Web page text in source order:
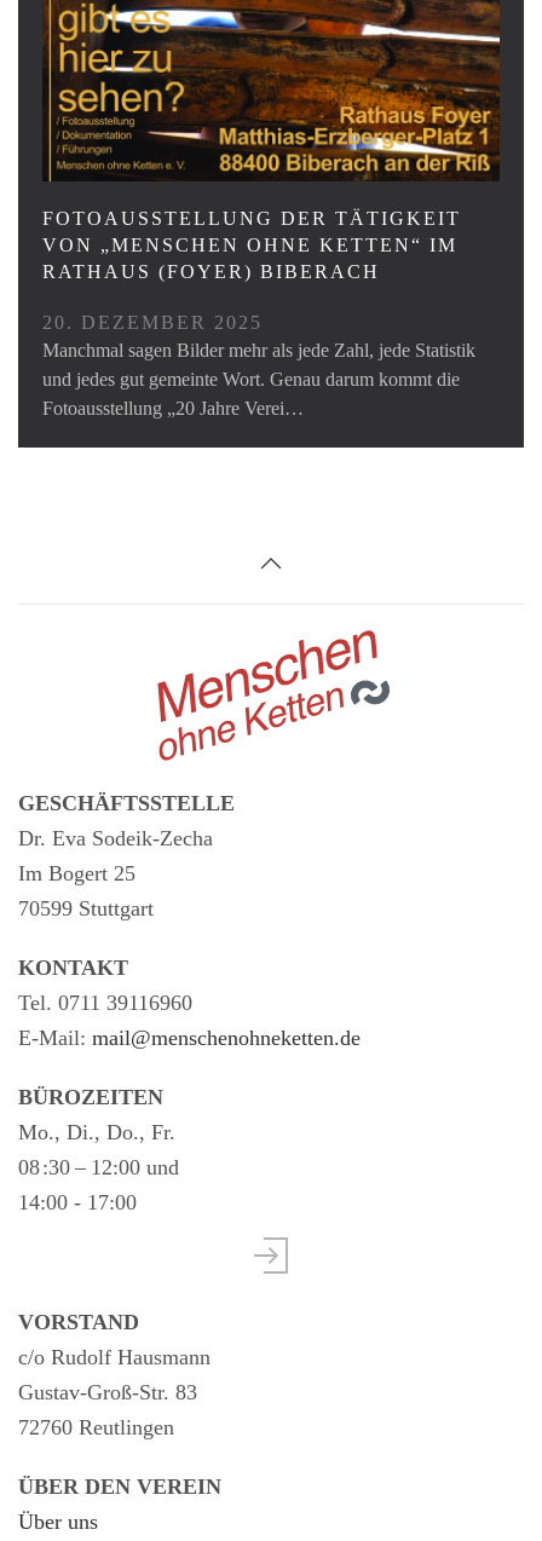
FOTOAUSSTELLUNG DER TÄTIGKEIT
VON „MENSCHEN OHNE KETTEN“ IM
RATHAUS (FOYER) BIBERACH
20. DEZEMBER 2025
Manchmal sagen Bilder mehr als jede Zahl, jede Statistik
und jedes gut gemeinte Wort. Genau darum kommt die
Fotoausstellung „20 Jahre Verei…
GESCHÄFTSSTELLE
Dr. Eva Sodeik-Zecha
Im Bogert 25
70599 Stuttgart
KONTAKT
Tel. 0711 39116960
E-Mail: mail@menschenohneketten.de
BÜROZEITEN
Mo., Di., Do., Fr.
08 :30 – 12:00 und
14:00 - 17:00
VORSTAND
c/o Rudolf Hausmann
Gustav-Groß-Str. 83
72760 Reutlingen
ÜBER DEN VEREIN
Über uns